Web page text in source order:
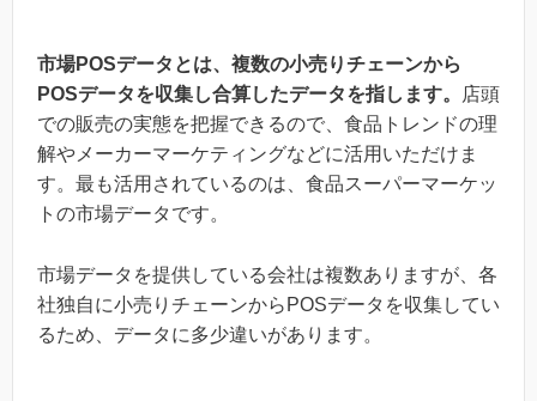
市場POSデータとは、複数の小売りチェーンから
POSデータを収集し合算したデータを指します。
店頭
での販売の実態を把握できるので、食品トレンドの理
解やメーカーマーケティングなどに活用いただけま
す。最も活用されているのは、食品スーパーマーケッ
トの市場データです。
市場データを提供している会社は複数ありますが、各
社独自に小売りチェーンからPOSデータを収集してい
るため、データに多少違いがあります。